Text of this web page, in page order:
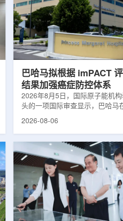
巴哈马拟根据 imPACT
结果加强癌症防控体系
2026年8月5日，国际原子能机构
头的一项国际审查显示，巴哈马
强癌症治疗服务方面具备进一步
治疗效果提出了路线图。巴哈马
玛格丽特公主医院(图片：Pelow
Media/Adobe Stock)这项 imPACT
评估由国际原子能机构、世界卫
织/泛美卫生组织和国际癌症研究
构共同开展，应巴哈马卫生与健
请求进行，重点评估该国癌症防
力和实际需求。6月9日至11日，
2026-08-06